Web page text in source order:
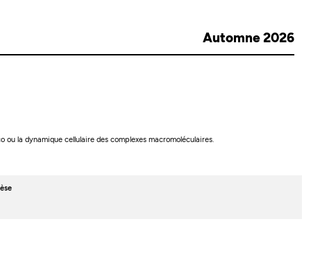
Automne 2026
la dynamique cellulaire des complexes macromoléculaires.